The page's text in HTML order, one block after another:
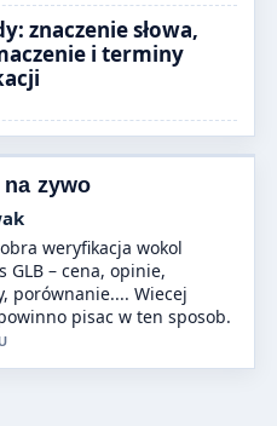
znaczenie słowa,
i terminy
zywo
tematu Dron
2025: najlepsze modele
streszczenie,
widzialem.